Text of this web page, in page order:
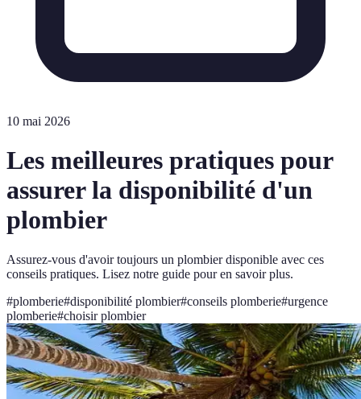
10 mai 2026
Les meilleures pratiques pour
assurer la disponibilité d'un
plombier
Assurez-vous d'avoir toujours un plombier disponible avec ces
conseils pratiques. Lisez notre guide pour en savoir plus.
#plomberie#disponibilité plombier#conseils plomberie#urgence
plomberie#choisir plombier